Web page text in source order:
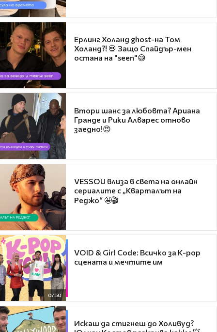
Ерлинг Холанд ghost-на Том
Холанд?! 💀 Защо Спайдър-мен
остана на "seen"😅
Втори шанс за любовта? Ариана
Гранде и Рики Алварес отново
заедно!😍
VESSOU влиза в света на онлайн
сериалите с „Кварталът на
Реджо“ 🤩🎬
07:50
VOID & Girl Code: Всичко за K-pop
сцената и мечтите им
Искаш да стигнеш до Холивуд?